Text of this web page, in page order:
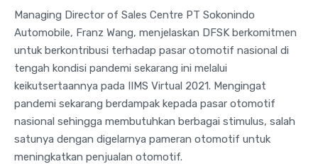
Managing Director of Sales Centre PT Sokonindo
Automobile, Franz Wang, menjelaskan DFSK berkomitmen
untuk berkontribusi terhadap pasar otomotif nasional di
tengah kondisi pandemi sekarang ini melalui
keikutsertaannya pada IIMS Virtual 2021. Mengingat
pandemi sekarang berdampak kepada pasar otomotif
nasional sehingga membutuhkan berbagai stimulus, salah
satunya dengan digelarnya pameran otomotif untuk
meningkatkan penjualan otomotif.